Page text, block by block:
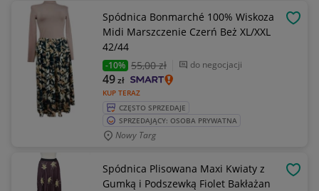
Spódnica Bonmarché 100% Wiskoza
Midi Marszczenie Czerń Beż XL/XXL
42/44
-10% 55,00 zł do negocjacji
KUP TERAZ
49zł
CZĘSTO SPRZEDAJE
SPRZEDAJĄCY: OSOBA PRYWATNA
Nowy Targ
Spódnica Plisowana Maxi Kwiaty z
Gumką i Podszewką Fiolet Bakłażan